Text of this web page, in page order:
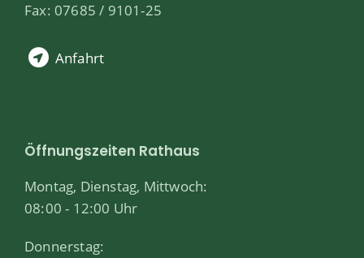
Fax: 07685 / 9101-25
Anfahrt
Öffnungszeiten Rathaus
Montag, Dienstag, Mittwoch:
08:00 - 12:00 Uhr
Donnerstag: